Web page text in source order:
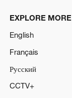
EXPLORE MORE
English
Français
Русский
CCTV+